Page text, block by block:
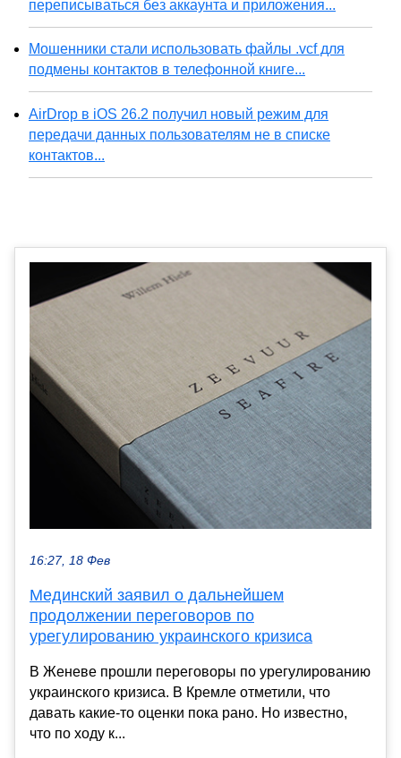
переписываться без аккаунта и приложения...
Мошенники стали использовать файлы .vcf для
подмены контактов в телефонной книге...
AirDrop в iOS 26.2 получил новый режим для
передачи данных пользователям не в списке
контактов...
16:27, 18 Фев
Мединский заявил о дальнейшем
продолжении переговоров по
урегулированию украинского кризиса
В Женеве прошли переговоры по урегулированию
украинского кризиса. В Кремле отметили, что
давать какие-то оценки пока рано. Но известно,
что по ходу к...